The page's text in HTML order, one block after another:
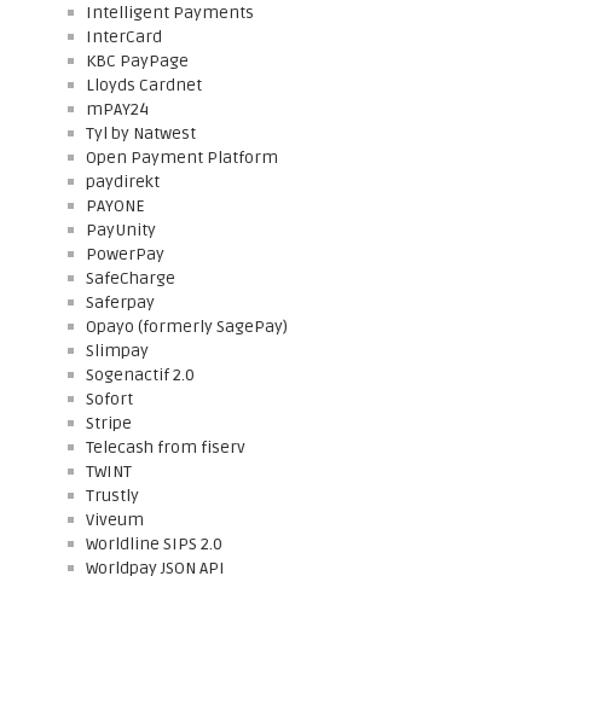
Intelligent Payments
InterCard
KBC PayPage
Lloyds Cardnet
mPAY24
Tyl by Natwest
Open Payment Platform
paydirekt
PAYONE
PayUnity
PowerPay
SafeCharge
Saferpay
Opayo (formerly SagePay)
Slimpay
Sogenactif 2.0
Sofort
Stripe
Telecash from fiserv
TWINT
Trustly
Viveum
Worldline SIPS 2.0
Worldpay JSON API